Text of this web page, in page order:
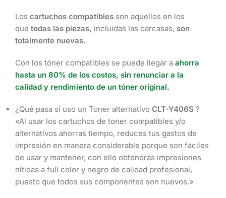
Los cartuchos compatibles son aquellos en los
que todas las piezas, incluidas las carcasas, son
totalmente nuevas.
Con los tóner compatibles se puede llegar a ahorra
hasta un 80% de los costos, sin renunciar a la
calidad y rendimiento de un tóner original.
¿Qué pasa si uso un Toner alternativo CLT-Y406S ?
«Al usar los cartuchos de toner compatibles y/o
alternativos ahorras tiempo, reduces tus gastos de
impresión en manera considerable porque son fáciles
de usar y mantener, con ello obtendrás impresiones
nítidas a full color y negro de calidad profesional,
puesto que todos sus componentes son nuevos.»